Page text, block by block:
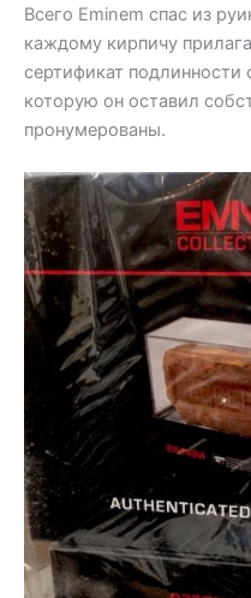
Всего Eminem спас из
каждому кирпичу
сертификат
которую он оставил
пронумерованы.